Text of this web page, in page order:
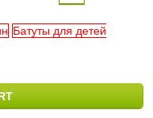
Батуты для детей